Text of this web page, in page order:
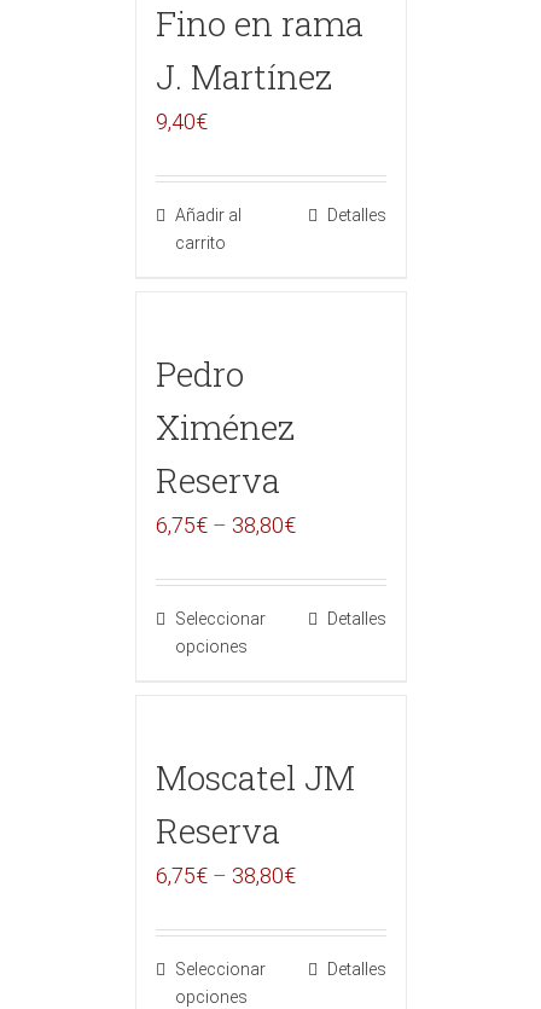
Fino en rama
J. Martínez
9,40€
Añadir al
carrito
Detalles
Pedro
Ximénez
Reserva
6,75€– 38,80€
Seleccionar
opciones
Detalles
Moscatel JM
Reserva
6,75€– 38,80€
Seleccionar
opciones
Detalles